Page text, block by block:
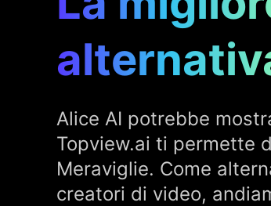
Alice AI potrebbe
Topview.ai ti permette
Meraviglie. Come
creatori di video,